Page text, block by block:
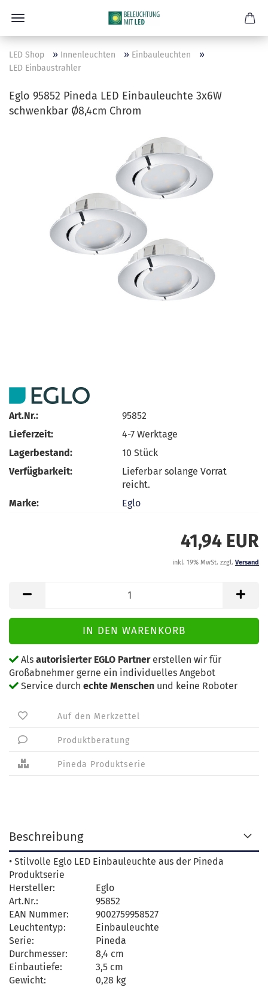
LED Shop » Innenleuchten » Einbauleuchten »
LED Einbaustrahler
Eglo 95852 Pineda LED Einbauleuchte 3x6W
schwenkbar Ø8,4cm Chrom
Art.Nr.:
95852
Lieferzeit:
4-7 Werktage
Lagerbestand:
10Stück
Verfügbarkeit:
Lieferbar solange Vorrat
reicht.
Marke:
Eglo
41,94 EUR
inkl. 19% MwSt. zzgl. Versand
Als autorisierter EGLO Partnererstellen wir für
Großabnehmer gerne ein individuelles Angebot
Service durch echte Menschen und keine Roboter
Auf den Merkzettel
Produktberatung
Pineda Produktserie
Beschreibung
• Stilvolle Eglo LED Einbauleuchte aus der Pineda
Produktserie
Hersteller:
Eglo
Art.Nr.:
95852
EAN Nummer:
9002759958527
Leuchtentyp:
Einbauleuchte
Serie:
Pineda
Durchmesser:
8,4 cm
Einbautiefe:
3,5 cm
Gewicht:
0,28 kg